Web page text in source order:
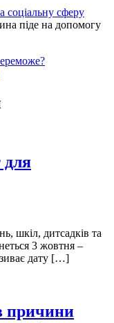
соціальну сферу
піде на допомогу
для
шкіл, дитсадків та
3 жовтня –
дату […]
причини